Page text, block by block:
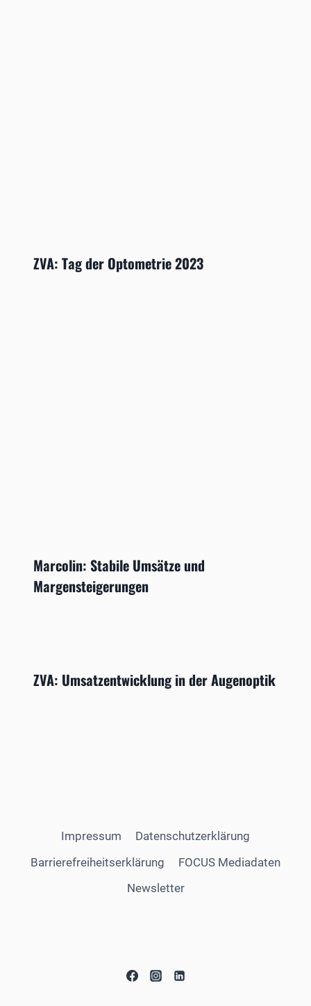
ZVA: Tag der Optometrie 2023
Marcolin: Stabile Umsätze und
Margensteigerungen
ZVA: Umsatzentwicklung in der Augenoptik
Impressum
Datenschutzerklärung
Barrierefreiheitserklärung
FOCUS Mediadaten
Newsletter